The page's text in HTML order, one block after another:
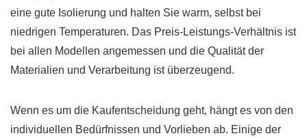
eine gute Isolierung und halten Sie warm, selbst bei
niedrigen Temperaturen. Das Preis-Leistungs-Verhältnis ist
bei allen Modellen angemessen und die Qualität der
Materialien und Verarbeitung ist überzeugend.
Wenn es um die Kaufentscheidung geht, hängt es von den
individuellen Bedürfnissen und Vorlieben ab. Einige der